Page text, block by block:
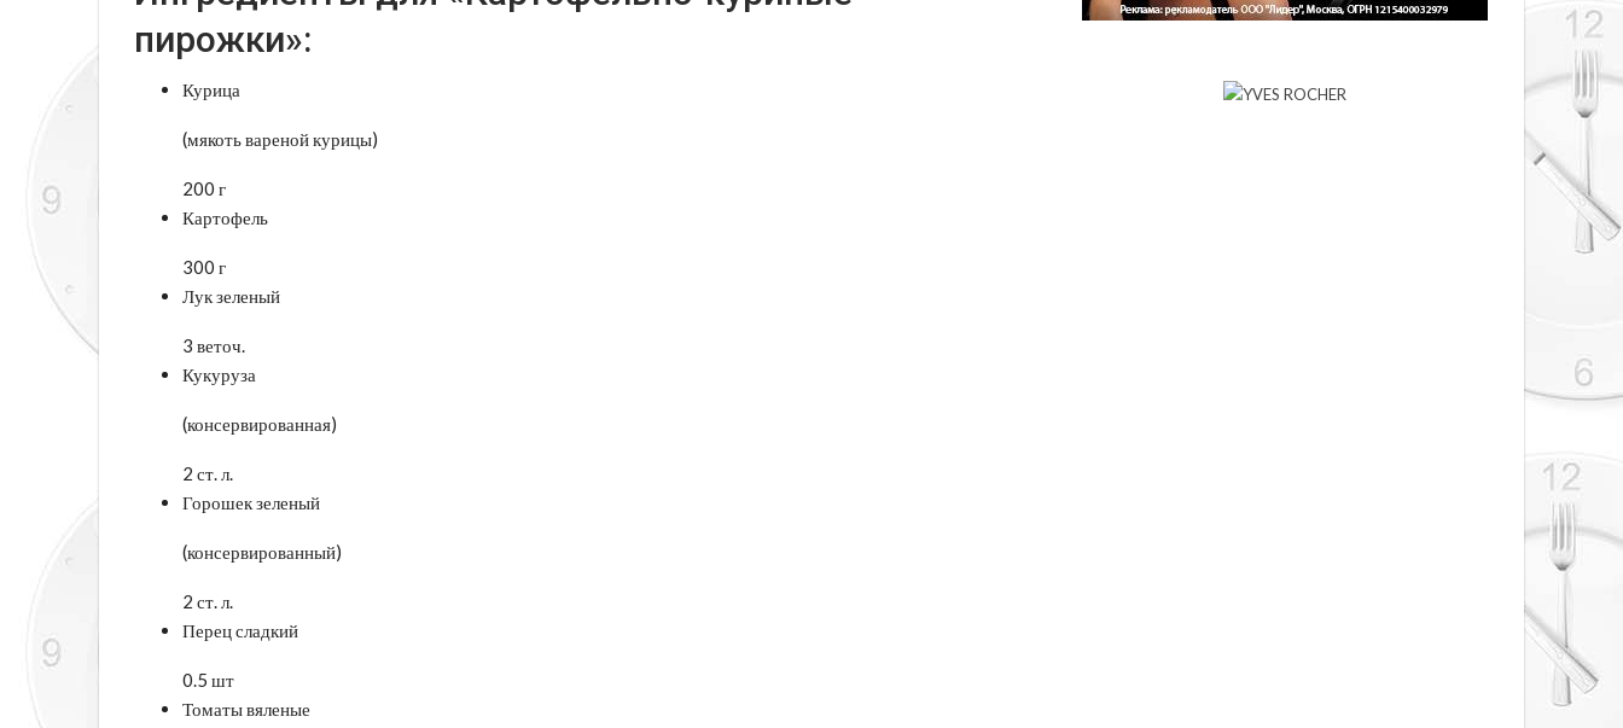
пирожки»:
Курица
(мякоть вареной курицы)
200 г
Картофель
300 г
Лук зеленый
3 веточ.
Кукуруза
(консервированная)
2 ст. л.
Горошек зеленый
(консервированный)
2 ст. л.
Перец сладкий
0.5 шт
Томаты вяленые